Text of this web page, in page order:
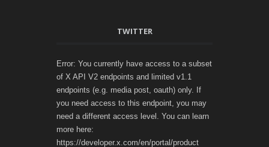
TWITTER
Error: You currently have access to a subset
of X API V2 endpoints and limited v1.1
endpoints (e.g. media post, oauth) only. If
you need access to this endpoint, you may
need a different access level. You can learn
more here:
https://developer.x.com/en/portal/product